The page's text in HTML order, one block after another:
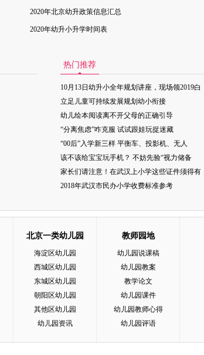
2020年北京幼升政策信息汇总
2020年幼升小升学时间表
热门推荐
10月13日幼升小全年规划讲座，现场领2019白
立足儿童可持续发展规划幼小衔接
幼儿绘本阅读离不开父母的正确引导
“分离焦虑”咋克服 试试跟娃玩捉迷藏
“00后”入学新三样 平衡车、投影机、无人
该不该给宝宝玩手机？ 不妨先验“视力储备
家长们请注意！在武汉上小学这些证件须得有
2018年武汉市民办小学收费标准参考
北京一类幼儿园
海淀区幼儿园
西城区幼儿园
东城区幼儿园
朝阳区幼儿园
其他区幼儿园
幼儿园资讯
教师园地
幼儿园说课稿
幼儿园教案
教学论文
幼儿园课件
幼儿园教师心得
幼儿园评语